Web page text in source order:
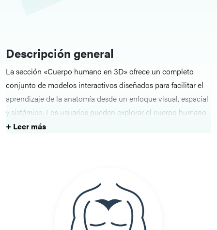
Descripción general
La sección «Cuerpo humano en 3D» ofrece un completo
conjunto de modelos interactivos diseñados para facilitar el
aprendizaje de la anatomía desde un enfoque visual, espacial
y sistémico. Los usuarios pueden explorar el cuerpo humano
en su totalidad o centrarse en regiones, estructuras o
Características principales
La plataforma permite girar, aislar y visualizar capa por capa
+ Leer más